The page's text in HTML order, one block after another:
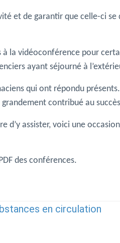
et de garantir que celle-ci
la vidéoconférence pour
ayant séjourné à
qui ont répondu
contribué au
d’y assister, voici une
des conférences.
en circulation